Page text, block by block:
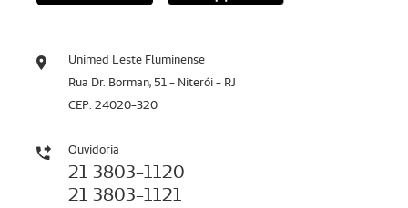
Unimed Leste Fluminense
Rua Dr. Borman, 51 - Niterói - RJ
CEP: 24020-320
Ouvidoria
21 3803-1120
21 3803-1121